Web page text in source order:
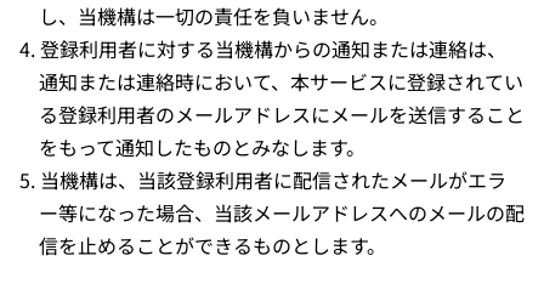
し、当機構は一切の責任を負いません。
登録利用者に対する当機構からの通知または連絡は、
通知または連絡時において、本サービスに登録されてい
る登録利用者のメールアドレスにメールを送信すること
をもって通知したものとみなします。
当機構は、当該登録利用者に配信されたメールがエラ
ー等になった場合、当該メールアドレスへのメールの配
信を止めることができるものとします。